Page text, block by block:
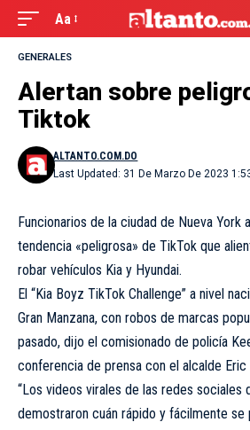
Aa
GENERALES
Alertan sobre
Tiktok
Last Updated: 31 De Marzo De 2023
ALTANTO.COM.DO
Funcionarios de la ciudad de Nueva York
tendencia «peligrosa» de TikTok que
robar vehículos Kia y Hyundai.
El “Kia Boyz TikTok Challenge” a nivel
Gran Manzana, con robos de marcas
pasado, dijo el comisionado de policía
conferencia de prensa con el alcalde Eric
“Los videos virales de las redes sociales
demostraron cuán rápido y fácilmente